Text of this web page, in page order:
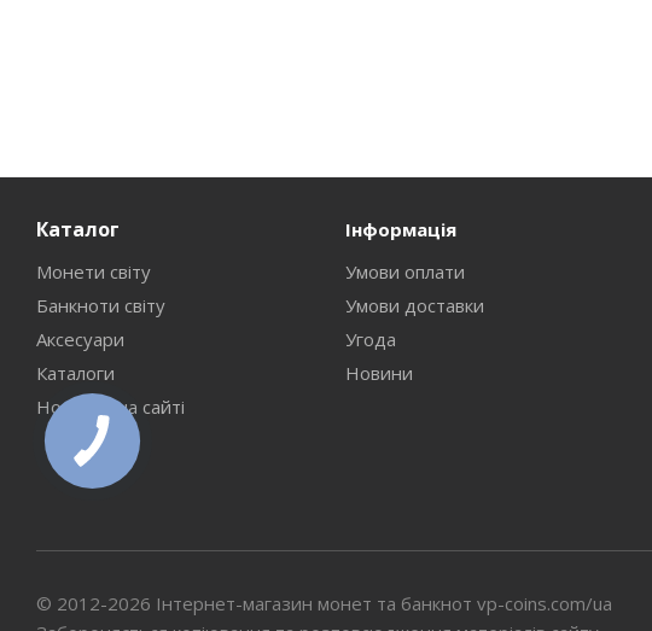
Каталог
Монети світу
Банкноти світу
Аксесуари
Каталоги
Новинки на сайті
Інформація
Умови оплати
Умови доставки
Угода
Новини
© 2012-2026 Інтернет-магазин монет та банкнот vp-coins.com/ua